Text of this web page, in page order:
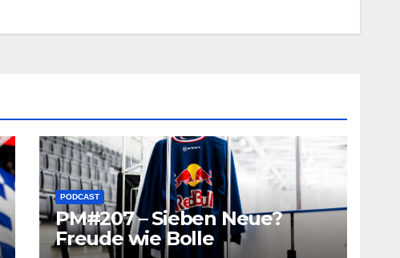
PODCAST
PM#207 – Sieben Neue?
Freude wie Bolle